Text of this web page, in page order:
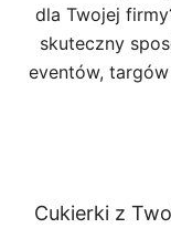
dla Twojej
skuteczny
eventów,
Cukierki z